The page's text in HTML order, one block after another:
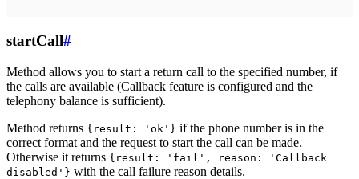
startCall#
Method allows you to start a return call to the specified number, if
the calls are available (Callback feature is configured and the
telephony balance is sufficient).
Method returns {result: 'ok'} if the phone number is in the
correct format and the request to start the call can be made.
Otherwise it returns {result: 'fail', reason: 'Callback
disabled'} with the call failure reason details.